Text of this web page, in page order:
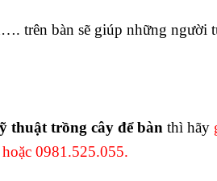
trên bàn sẽ giúp những người
thuật trồng cây để bàn thì hãy
hoặc 0981.525.055.